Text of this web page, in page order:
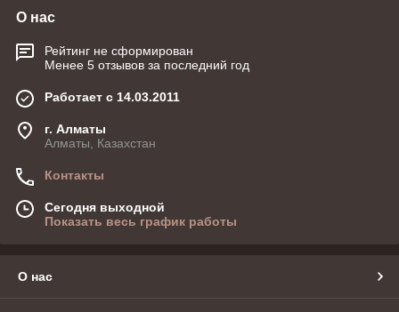
О нас
Рейтинг не сформирован
Менее 5 отзывов за последний год
Работает с 14.03.2011
г. Алматы
Алматы, Казахстан
Контакты
Сегодня выходной
Показать весь график работы
О нас